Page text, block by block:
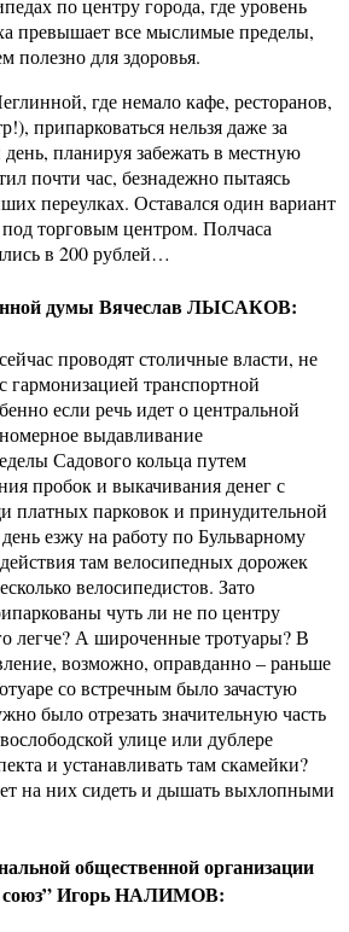
по центру города, где уровень
превышает все мыслимые пределы,
полезно для здоровья.
где немало кафе, ресторанов,
припарковаться нельзя даже за
планируя забежать в местную
почти час, безнадежно пытаясь
переулках. Оставался один вариант
торговым центром. Полчаса
в 200 рублей…
думы Вячеслав ЛЫСАКОВ:
проводят столичные власти, не
гармонизацией транспортной
если речь идет о центральной
выдавливание
Садового кольца путем
пробок и выкачивания денег с
платных парковок и принудительной
езжу на работу по Бульварному
там велосипедных дорожек
велосипедистов. Зато
чуть ли не по центру
легче? А широченные тротуары? В
возможно, оправданно – раньше
со встречным было зачастую
было отрезать значительную часть
улице или дублере
и устанавливать там скамейки?
на них сидеть и дышать выхлопными
общественной организации
союз” Игорь НАЛИМОВ: